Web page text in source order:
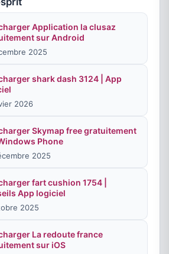
Application la clusaz
sur Android
2025
shark dash 3124 | App
2026
Skymap free gratuitement
Phone
2025
fart cushion 1754 |
App logiciel
2025
La redoute france
sur iOS